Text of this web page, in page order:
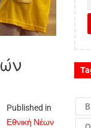
Published in
Εθνική Νέων